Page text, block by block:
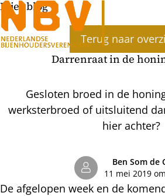
Bijenblog
Terug naar
Darrenraat in de
Gesloten broed in de
werksterbroed of uitsluitend
hier achter?
Ben Som de
11 mei 2019
De afgelopen week en de